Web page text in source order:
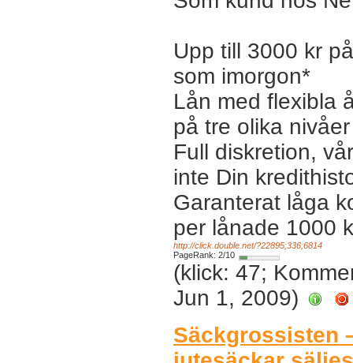
Upp till 3000 kr
som imorgon*
Lån med flexibla
på tre olika nivåer
Full diskretion,
inte Din
Garanterat låga
per lånade 1000
http://click.double.net/?22895;336;6814
PageRank: 2/10
(klick: 47;
Jun 1, 2009)
Säckgrossisten